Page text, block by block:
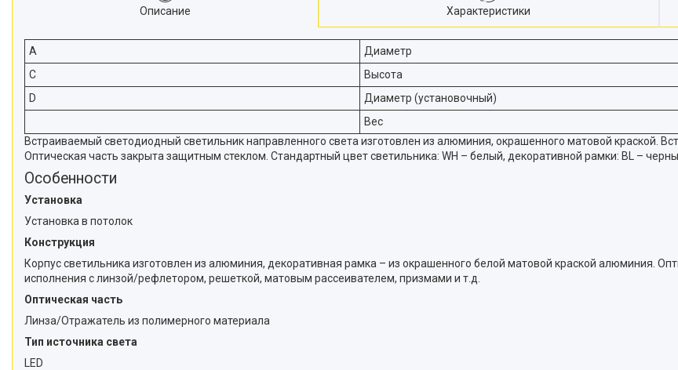
Описание Характеристики
A Диаметр
C
Высота
D
Диаметр (установочный)
Вес
Встраиваемый светодиодный светильник направленного света изготовлен из алюминия, окрашенного матовой краской.
Оптическая часть закрыта защитным стеклом. Стандартный цвет светильника: WH – белый, декоративной рамки: BL –
Особенности
Установка
Установка в потолок
Конструкция
Корпус светильника изготовлен из алюминия, декоративная рамка – из окрашенного белой матовой краской алюминия.
исполнения с линзой/рефлетором, решеткой, матовым рассеивателем, призмами и т.д.
Оптическая часть
Линза/Отражатель из полимерного материала
Тип источника света
LED